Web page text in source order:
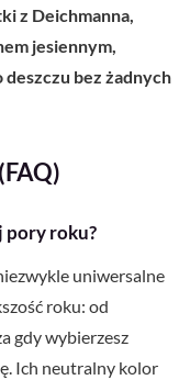
z Deichmanna,
jesiennym,
bez żadnych
pory roku?
uniwersalne
roku: od
gdy wybierzesz
Ich neutralny kolor